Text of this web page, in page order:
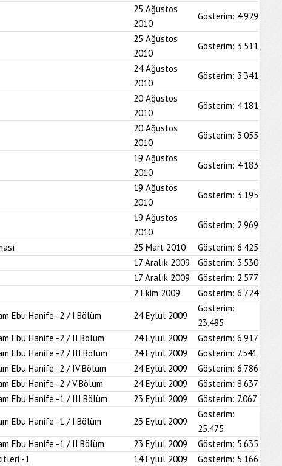
25 Ağustos
2010
Gösterim: 4.929
25 Ağustos
2010
Gösterim: 3.511
24 Ağustos
2010
Gösterim: 3.341
20 Ağustos
2010
Gösterim: 4.181
20 Ağustos
2010
Gösterim: 3.055
19 Ağustos
2010
Gösterim: 4.183
19 Ağustos
2010
Gösterim: 3.195
19 Ağustos
2010
Gösterim: 2.969
25 Mart 2010 Gösterim: 6.425
17 Aralık 2009 Gösterim: 3.530
17 Aralık 2009 Gösterim: 2.577
2 Ekim 2009 Gösterim: 6.724
Ebu Hanife -2 / I.Bölüm 24 Eylül 2009
Gösterim:
23.485
Ebu Hanife -2 / II.Bölüm 24 Eylül 2009 Gösterim: 6.917
Ebu Hanife -2 / III.Bölüm 24 Eylül 2009 Gösterim: 7.541
Ebu Hanife -2 / IV.Bölüm 24 Eylül 2009 Gösterim: 6.786
Ebu Hanife -2 / V.Bölüm 24 Eylül 2009 Gösterim: 8.637
Ebu Hanife -1 / III.Bölüm 23 Eylül 2009 Gösterim: 7.067
Ebu Hanife -1 / I.Bölüm 23 Eylül 2009
Gösterim:
25.475
Ebu Hanife -1 / II.Bölüm 23 Eylül 2009 Gösterim: 5.635
-1 14 Eylül 2009 Gösterim: 5.166